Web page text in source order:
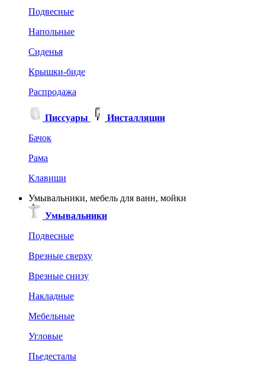
Подвесные
Напольные
Сиденья
Крышки-биде
Распродажа
Писсуары
Инсталляции
Бачок
Рама
Клавиши
Умывальники, мебель для ванн, мойки
Умывальники
Подвесные
Врезные сверху
Врезные снизу
Накладные
Мебельные
Угловые
Пьедесталы